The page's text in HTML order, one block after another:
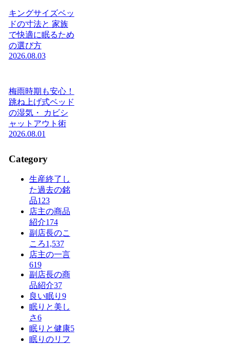
キングサイズベッ
ドの寸法と 家族
で快適に眠るため
の選び方
2026.08.03
梅雨時期も安心！
跳ね上げ式ベッド
の湿気・ カビシ
ャットアウト術
2026.08.01
Category
生産終了し
た過去の銘
品123
店主の商品
紹介174
副店長のこ
ころ1,537
店主の一言
619
副店長の商
品紹介37
良い眠り 9
眠りと美し
さ6
眠りと健康5
眠りのリフ